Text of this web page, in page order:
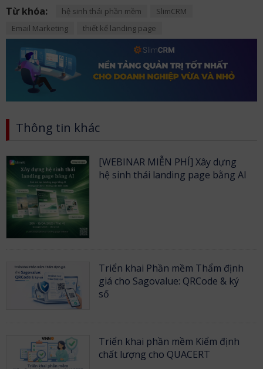
Từ khóa: hệ sinh thái phần mềm
SlimCRM
Email Marketing
thiết kế landing page
Thông tin khác
[WEBINAR MIỄN PHÍ] Xây dựng
hệ sinh thái landing page bằng AI
Triển khai Phần mềm Thẩm định
giá cho Sagovalue: QRCode & ký
số
Triển khai phần mềm Kiểm định
chất lượng cho QUACERT